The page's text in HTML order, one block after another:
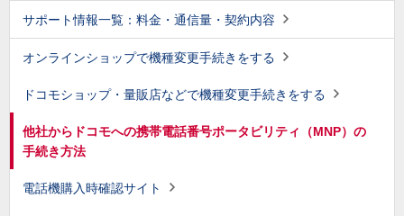
サポート情報一覧：料金・通信量・契約内容
オンラインショップで機種変更手続きをする
ドコモショップ・量販店などで機種変更手続きをする
他社からドコモへの携帯電話番号ポータビリティ（MNP）の
手続き方法
電話機購入時確認サイト